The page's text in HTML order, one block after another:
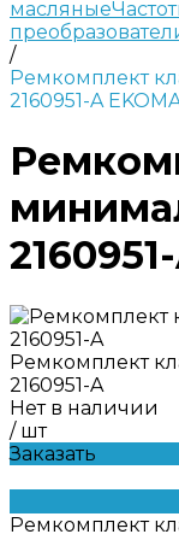
масляные
/
Ремкомплект
2160951-A
Ремкомплект
2160951-A
Нет в наличии
/ шт
Заказать
Ремкомплект